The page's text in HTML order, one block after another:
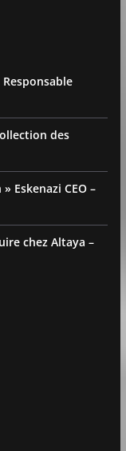
des
Eskenazi CEO –
chez Altaya –